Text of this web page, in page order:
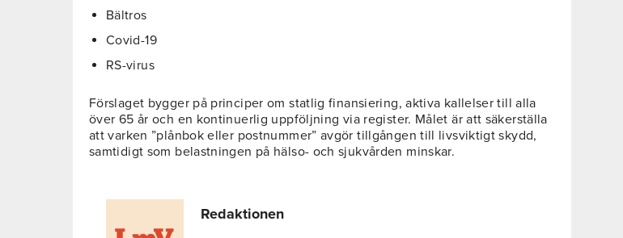
Bältros
Covid-19
RS-virus
Förslaget bygger på principer om statlig finansiering, aktiva kallelser till alla
över 65 år och en kontinuerlig uppföljning via register. Målet är att säkerställa
att varken ”plånbok eller postnummer” avgör tillgången till livsviktigt skydd,
samtidigt som belastningen på hälso- och sjukvården minskar.
Redaktionen